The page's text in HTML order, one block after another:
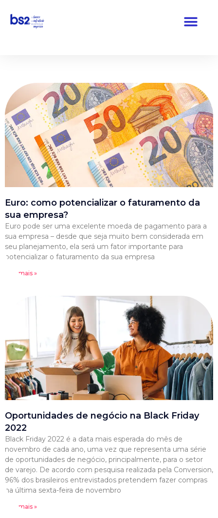
Pular
Euro: como potencializar o faturamento da
sua empresa?
Euro pode ser uma excelente moeda de pagamento para a
sua empresa – desde que seja muito bem considerada em
seu planejamento, ela será um fator importante para
potencializar o faturamento da sua empresa
Leia mais »
Oportunidades de negócio na Black Friday
2022
Black Friday 2022 é a data mais esperada do mês de
novembro de cada ano, uma vez que representa uma série
de oportunidades de negócio, principalmente, para o setor
de varejo. De acordo com pesquisa realizada pela Conversion,
96% dos brasileiros entrevistados pretendem fazer compras
na última sexta-feira de novembro
Leia mais »